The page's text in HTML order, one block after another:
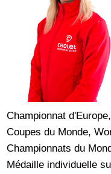
Championnat
Coupes du Monde,
Championnats du
Médaille individuelle